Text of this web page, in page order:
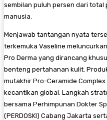
sembilan puluh persen dari
manusia.
​Menjawab tantangan nyata
terkemuka Vaseline
Pro Derma yang dirancang
benteng pertahanan kulit.
mutakhir Pro-Ceramide
kecantikan global. Langkah
bersama Perhimpunan Dokter
(PERDOSKI) Cabang Jakarta